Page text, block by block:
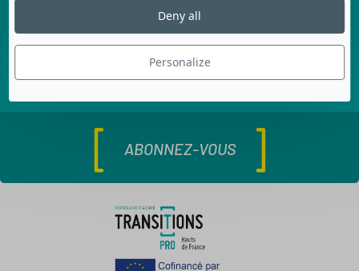
Recevez nos dernières
informations
Découvrez les derniers articles de notre blog
ABONNEZ-VOUS
Personalize
Deny all